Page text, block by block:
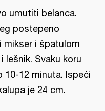
umutiti belanca.
postepeno
mikser i špatulom
lešnik. Svaku koru
10-12 minuta. Ispeći
je 24 cm.